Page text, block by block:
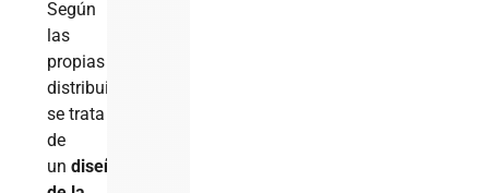
Según
las
propias
distribuidoras,
se trata
de
undiseño